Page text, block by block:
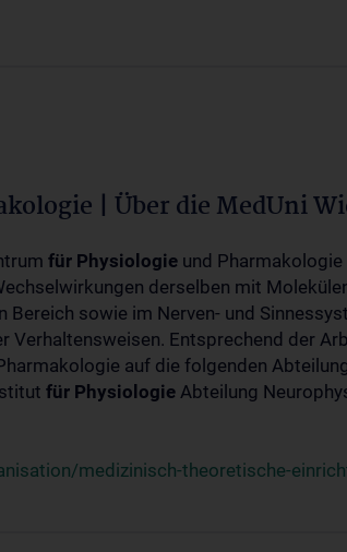
| Über die MedUni
für Physiologie und
derselben mit
sowie im Nerven- und
Verhaltensweisen. Entsprechend der
auf die folgenden
für Physiologie Abteilung
medizinisch-theoretische-